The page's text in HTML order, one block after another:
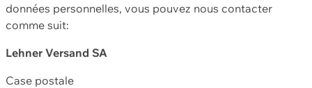
données personnelles, vous pouvez nous contacter
comme suit:
Lehner Versand SA
Case postale